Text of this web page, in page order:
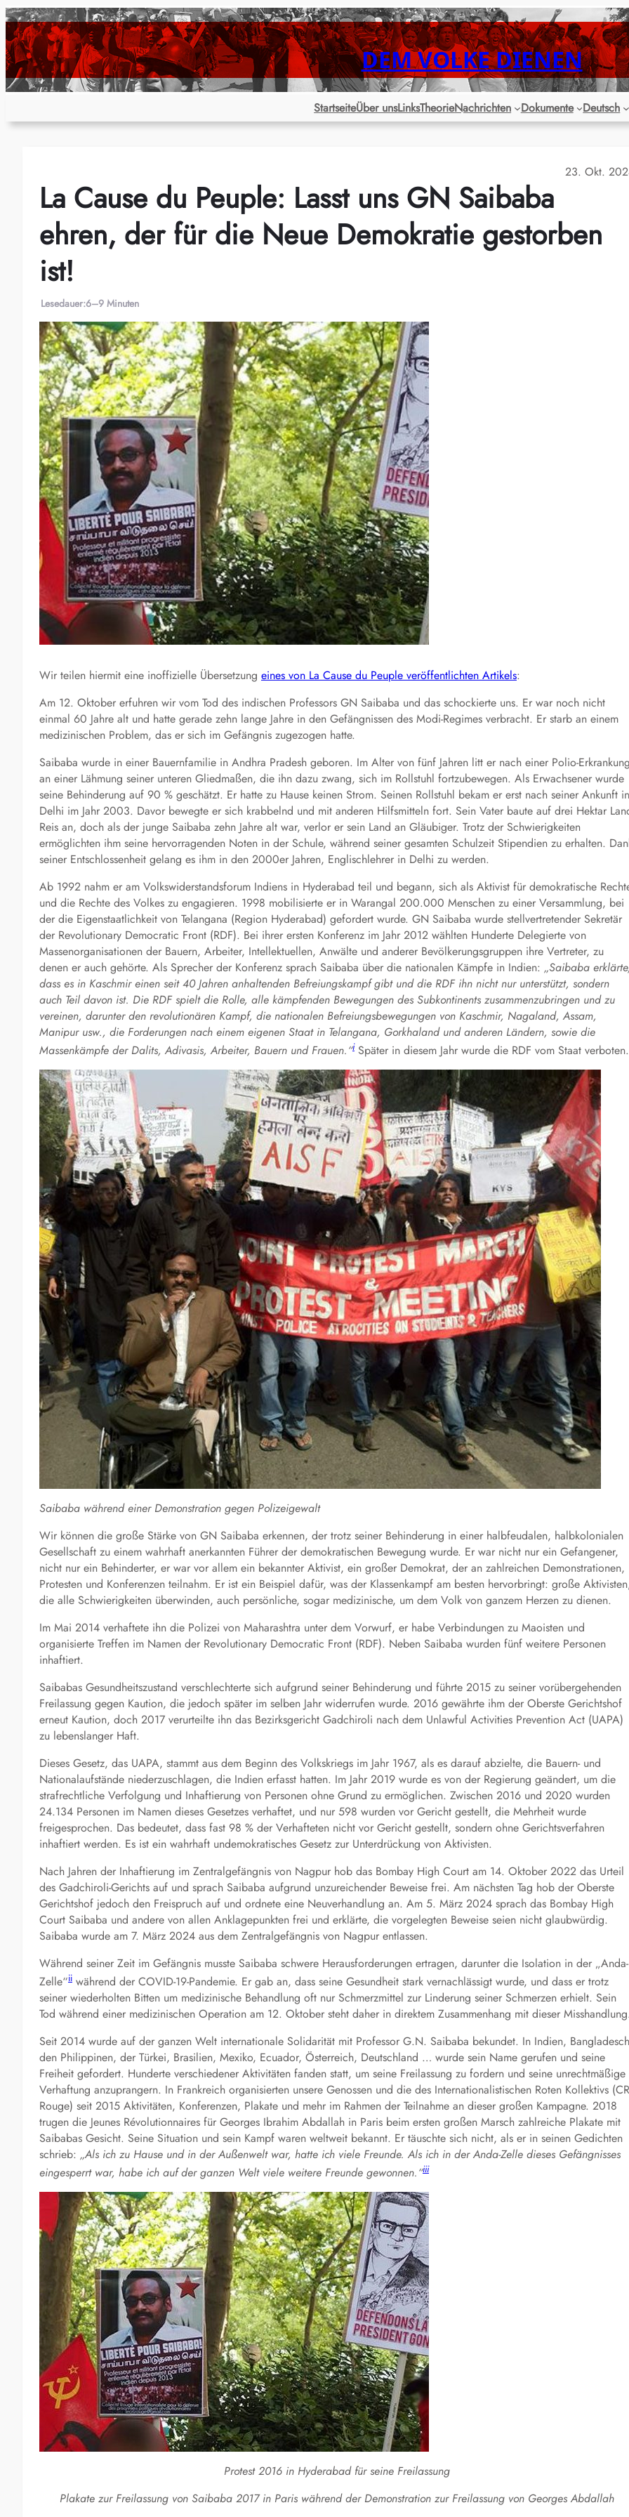
Zum
Inhalt
springen
DEM VOLKE DIENEN
StartseiteÜber unsLinksTheorieNachrichten Dokumente Deutsch
23. Okt.
La Cause du Peuple: Lasst uns GN Saibaba
ehren, der für die Neue Demokratie gestorben
ist!
Lesedauer:6–9 Minuten
Wir teilen hiermit eine inoffizielle Übersetzung eines von La Cause du Peuple veröffentlichten Artikels:
Am 12. Oktober erfuhren wir vom Tod des indischen Professors GN Saibaba und das schockierte uns. Er war noch nicht
einmal 60 Jahre alt und hatte gerade zehn lange Jahre in den Gefängnissen des Modi-Regimes verbracht. Er starb an einem
medizinischen Problem, das er sich im Gefängnis zugezogen hatte.
Saibaba wurde in einer Bauernfamilie in Andhra Pradesh geboren. Im Alter von fünf Jahren litt er nach einer Polio-Erkrankung
an einer Lähmung seiner unteren Gliedmaßen, die ihn dazu zwang, sich im Rollstuhl fortzubewegen. Als Erwachsener wurde
seine Behinderung auf 90 % geschätzt. Er hatte zu Hause keinen Strom. Seinen Rollstuhl bekam er erst nach seiner Ankunft in
Delhi im Jahr 2003. Davor bewegte er sich krabbelnd und mit anderen Hilfsmitteln fort. Sein Vater baute auf drei Hektar
Reis an, doch als der junge Saibaba zehn Jahre alt war, verlor er sein Land an Gläubiger. Trotz der Schwierigkeiten
ermöglichten ihm seine hervorragenden Noten in der Schule, während seiner gesamten Schulzeit Stipendien zu erhalten.
seiner Entschlossenheit gelang es ihm in den 2000er Jahren, Englischlehrer in Delhi zu werden.
Ab 1992 nahm er am Volkswiderstandsforum Indiens in Hyderabad teil und begann, sich als Aktivist für demokratische
und die Rechte des Volkes zu engagieren. 1998 mobilisierte er in Warangal 200.000 Menschen zu einer Versammlung, bei
der die Eigenstaatlichkeit von Telangana (Region Hyderabad) gefordert wurde. GN Saibaba wurde stellvertretender Sekretär
der Revolutionary Democratic Front (RDF). Bei ihrer ersten Konferenz im Jahr 2012 wählten Hunderte Delegierte von
Massenorganisationen der Bauern, Arbeiter, Intellektuellen, Anwälte und anderer Bevölkerungsgruppen ihre Vertreter, zu
denen er auch gehörte. Als Sprecher der Konferenz sprach Saibaba über die nationalen Kämpfe in Indien: „Saibaba erklärte,
dass es in Kaschmir einen seit 40 Jahren anhaltenden Befreiungskampf gibt und die RDF ihn nicht nur unterstützt, sondern
auch Teil davon ist. Die RDF spielt die Rolle, alle kämpfenden Bewegungen des Subkontinents zusammenzubringen und zu
vereinen, darunter den revolutionären Kampf, die nationalen Befreiungsbewegungen von Kaschmir, Nagaland, Assam,
Manipur usw., die Forderungen nach einem eigenen Staat in Telangana, Gorkhaland und anderen Ländern, sowie die
Massenkämpfe der Dalits, Adivasis, Arbeiter, Bauern und Frauen.“i Später in diesem Jahr wurde die RDF vom Staat verboten.
Saibaba während einer Demonstration gegen Polizeigewalt
Wir können die große Stärke von GN Saibaba erkennen, der trotz seiner Behinderung in einer halbfeudalen, halbkolonialen
Gesellschaft zu einem wahrhaft anerkannten Führer der demokratischen Bewegung wurde. Er war nicht nur ein Gefangener,
nicht nur ein Behinderter, er war vor allem ein bekannter Aktivist, ein großer Demokrat, der an zahlreichen Demonstrationen,
Protesten und Konferenzen teilnahm. Er ist ein Beispiel dafür, was der Klassenkampf am besten hervorbringt: große
die alle Schwierigkeiten überwinden, auch persönliche, sogar medizinische, um dem Volk von ganzem Herzen zu dienen.
Im Mai 2014 verhaftete ihn die Polizei von Maharashtra unter dem Vorwurf, er habe Verbindungen zu Maoisten und
organisierte Treffen im Namen der Revolutionary Democratic Front (RDF). Neben Saibaba wurden fünf weitere Personen
inhaftiert.
Saibabas Gesundheitszustand verschlechterte sich aufgrund seiner Behinderung und führte 2015 zu seiner vorübergehenden
Freilassung gegen Kaution, die jedoch später im selben Jahr widerrufen wurde. 2016 gewährte ihm der Oberste Gerichtshof
erneut Kaution, doch 2017 verurteilte ihn das Bezirksgericht Gadchiroli nach dem Unlawful Activities Prevention Act (UAPA)
zu lebenslanger Haft.
Dieses Gesetz, das UAPA, stammt aus dem Beginn des Volkskriegs im Jahr 1967, als es darauf abzielte, die Bauern- und
Nationalaufstände niederzuschlagen, die Indien erfasst hatten. Im Jahr 2019 wurde es von der Regierung geändert, um die
strafrechtliche Verfolgung und Inhaftierung von Personen ohne Grund zu ermöglichen. Zwischen 2016 und 2020 wurden
24.134 Personen im Namen dieses Gesetzes verhaftet, und nur 598 wurden vor Gericht gestellt, die Mehrheit wurde
freigesprochen. Das bedeutet, dass fast 98 % der Verhafteten nicht vor Gericht gestellt, sondern ohne Gerichtsverfahren
inhaftiert werden. Es ist ein wahrhaft undemokratisches Gesetz zur Unterdrückung von Aktivisten.
Nach Jahren der Inhaftierung im Zentralgefängnis von Nagpur hob das Bombay High Court am 14. Oktober 2022 das Urteil
des Gadchiroli-Gerichts auf und sprach Saibaba aufgrund unzureichender Beweise frei. Am nächsten Tag hob der Oberste
Gerichtshof jedoch den Freispruch auf und ordnete eine Neuverhandlung an. Am 5. März 2024 sprach das Bombay High
Court Saibaba und andere von allen Anklagepunkten frei und erklärte, die vorgelegten Beweise seien nicht glaubwürdig.
Saibaba wurde am 7. März 2024 aus dem Zentralgefängnis von Nagpur entlassen.
Während seiner Zeit im Gefängnis musste Saibaba schwere Herausforderungen ertragen, darunter die Isolation in der „Anda-
Zelle“ii während der COVID-19-Pandemie. Er gab an, dass seine Gesundheit stark vernachlässigt wurde, und dass er trotz
seiner wiederholten Bitten um medizinische Behandlung oft nur Schmerzmittel zur Linderung seiner Schmerzen erhielt. Sein
Tod während einer medizinischen Operation am 12. Oktober steht daher in direktem Zusammenhang mit dieser
Seit 2014 wurde auf der ganzen Welt internationale Solidarität mit Professor G.N. Saibaba bekundet. In Indien,
den Philippinen, der Türkei, Brasilien, Mexiko, Ecuador, Österreich, Deutschland … wurde sein Name gerufen und seine
Freiheit gefordert. Hunderte verschiedener Aktivitäten fanden statt, um seine Freilassung zu fordern und seine unrechtmäßige
Verhaftung anzuprangern. In Frankreich organisierten unsere Genossen und die des Internationalistischen Roten Kollektivs
Rouge) seit 2015 Aktivitäten, Konferenzen, Plakate und mehr im Rahmen der Teilnahme an dieser großen Kampagne. 2018
trugen die Jeunes Révolutionnaires für Georges Ibrahim Abdallah in Paris beim ersten großen Marsch zahlreiche Plakate mit
Saibabas Gesicht. Seine Situation und sein Kampf waren weltweit bekannt. Er täuschte sich nicht, als er in seinen Gedichten
schrieb: „Als ich zu Hause und in der Außenwelt war, hatte ich viele Freunde. Als ich in der Anda-Zelle dieses Gefängnisses
eingesperrt war, habe ich auf der ganzen Welt viele weitere Freunde gewonnen.“iii
Protest 2016 in Hyderabad für seine Freilassung
Plakate zur Freilassung von Saibaba 2017 in Paris während der Demonstration zur Freilassung von Georges Abdallah